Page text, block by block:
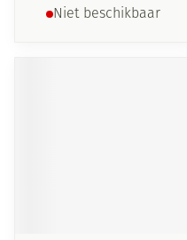
Niet beschikbaar